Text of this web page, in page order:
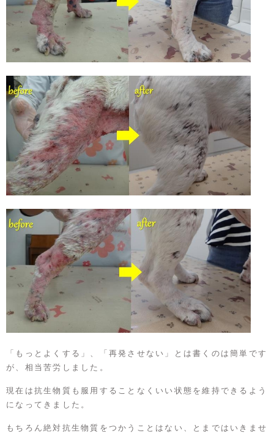
「もっとよくする」、「再発させない」とは書くのは簡単です
が、相当苦労しました。
現在は抗生物質も服用することなくいい状態を維持できるよう
になってきました。
もちろん絶対抗生物質をつかうことはない、とまではいきませ